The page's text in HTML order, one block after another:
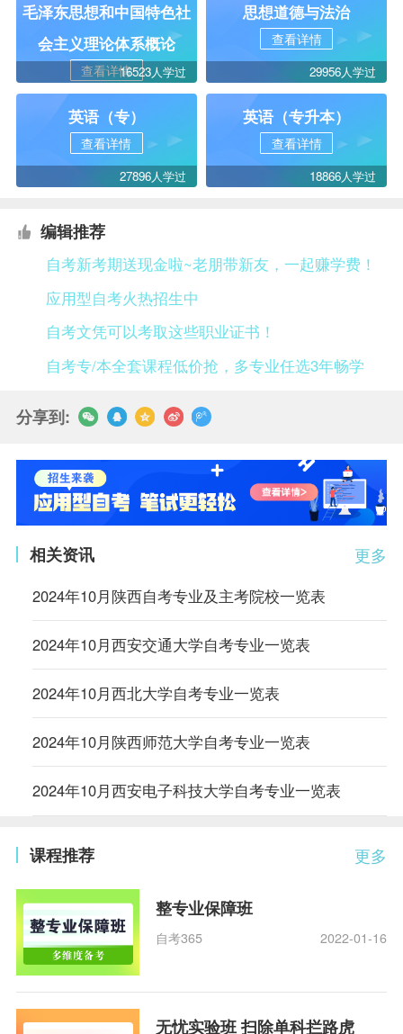
毛泽东思想和中国特色社
会主义理论体系概论
查看详情16523人学过
思想道德与法治
查看详情
29956人学过
英语（专）
查看详情
27896人学过
英语（专升本）
查看详情
18866人学过
编辑推荐
自考新考期送现金啦~老朋带新友，一起赚学费！
应用型自考火热招生中
自考文凭可以考取这些职业证书！
自考专/本全套课程低价抢，多专业任选3年畅学
分享到:
更多
相关资讯
2024年10月陕西自考专业及主考院校一览表
2024年10月西安交通大学自考专业一览表
2024年10月西北大学自考专业一览表
2024年10月陕西师范大学自考专业一览表
2024年10月西安电子科技大学自考专业一览表
更多
课程推荐
整专业保障班
自考365 2022-01-16
无忧实验班 扫除单科拦路虎